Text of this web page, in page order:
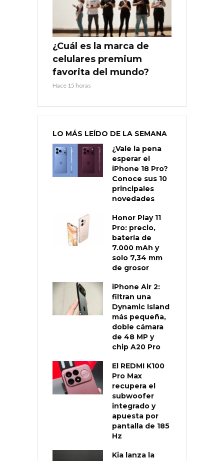
¿Cuál es la marca de
celulares premium
favorita del mundo?
Hace 15 horas
LO MÁS LEÍDO DE LA SEMANA
¿Vale la pena
esperar el
iPhone 18 Pro?
Conoce sus 10
principales
novedades
Honor Play 11
Pro: precio,
batería de
7.000 mAh y
solo 7,34 mm
de grosor
iPhone Air 2:
filtran una
Dynamic Island
más pequeña,
doble cámara
de 48 MP y
chip A20 Pro
El REDMI K100
Pro Max
recupera el
subwoofer
integrado y
apuesta por
pantalla de 185
Hz
Kia lanza la